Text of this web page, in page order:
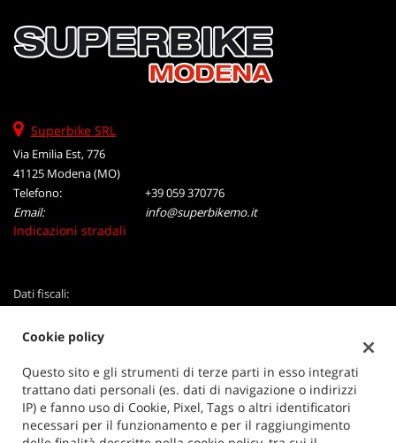
Superbike SRL
Via Emilia Est, 776
41125 Modena (MO)
Telefono:
+39 059 370776
Email:
info@superbikemo.it
Indicazioni stradali
Dati fiscali:
Via Emilia Est, 776, Modena (MO)
Registro delle imprese:MO
N°01363320365
REA: MO-211365
Capitale sociale: €110.000,00 i.v.
Cookie policy
Questo sito e gli strumenti di terze parti in esso integrati
trattano dati personali (es. dati di navigazione o indirizzi
IP) e fanno uso di Cookie, Pixel, Tags o altri identificatori
necessari per il funzionamento e per il raggiungimento
Cookie necessari
Cookie delle preferenze
Cookie per il miglioramento dell'esperienza utente
Cookie di marketing
la
cookie
policy